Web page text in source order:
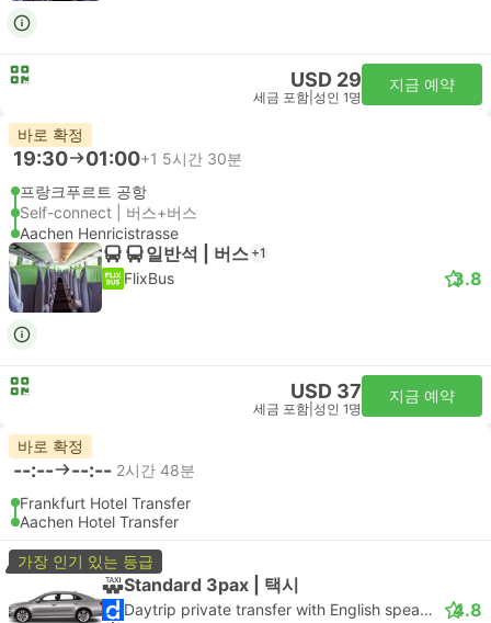
USD 29
세금 포함 성인 1명
지금 예약
바로 확정
19:30 01:00+1 5시간 30분
프랑크푸르트 공항
Self-connect | 버스+버스
Aachen Henricistrasse
일반석 | 버스 +1
FlixBus 3.8
USD 37
세금 포함 성인 1명
지금 예약
바로 확정
--:-- --:-- 2시간 48분
Frankfurt Hotel Transfer
Aachen Hotel Transfer
가장 인기 있는 등급
Standard 3pax | 택시
Daytrip private transfer with English speaking driver 4.8